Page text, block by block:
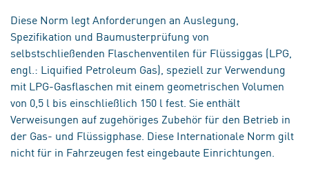
Diese Norm legt Anforderungen an Auslegung,
Spezifikation und Baumusterprüfung von
selbstschließenden Flaschenventilen für Flüssiggas (LPG,
engl.: Liquified Petroleum Gas), speziell zur Verwendung
mit LPG-Gasflaschen mit einem geometrischen Volumen
von 0,5 l bis einschließlich 150 l fest. Sie enthält
Verweisungen auf zugehöriges Zubehör für den Betrieb in
der Gas- und Flüssigphase. Diese Internationale Norm gilt
nicht für in Fahrzeugen fest eingebaute Einrichtungen.